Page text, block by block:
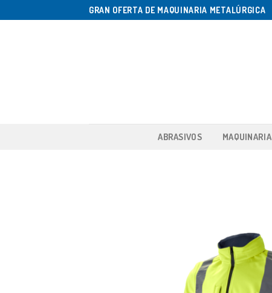
GRAN OFERTA DE MAQUINARIA METALÚRGICA
ABRASIVOS MAQUINARIA